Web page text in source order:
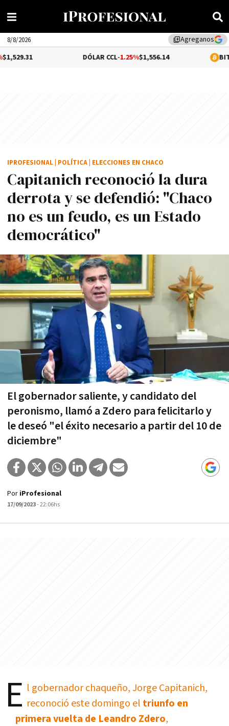
library_addAgreganos
8/8/2026
-1.25%$1,556.14 0.19%
Capitanich reconoció la dura
derrota y se defendió: "Chaco
no es un feudo, es un Estado
democrático"
El gobernador saliente, y candidato del
peronismo, llamó a Zdero para felicitarlo y
le deseó "el éxito necesario a partir del 10 de
diciembre"
IPROFESIONAL POLÍTICA ELECCIONES EN CHACO
Por iProfesional
17/09/2023- 22:06hs
E l gobernador chaqueño, Jorge Capitanich,
reconoció este domingo el triunfo en
primera vuelta de Leandro Zdero,